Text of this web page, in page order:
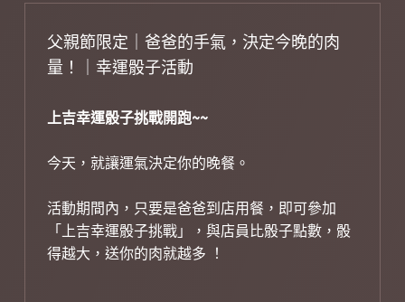
父親節限定｜爸爸的手氣，決定今晚的肉
量！｜幸運骰子活動
上吉幸運骰子挑戰開跑~~
今天，就讓運氣決定你的晚餐。
活動期間內，只要是爸爸到店用餐，即可參加
「上吉幸運骰子挑戰」，與店員比骰子點數，骰
得越大，送你的肉就越多 ！